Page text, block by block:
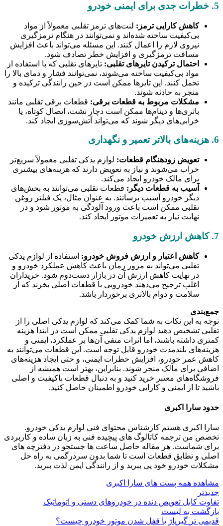
5. خطرات جدی برای ایمنی خودرو
کاهش کارایی ترمز: لنت‌های ترمز تقلبی معمولاً از مواد
بی‌کیفیت ساخته شده‌اند و نمی‌توانند در هنگام ترمزگیری
نیروی لازم را اعمال کنند. این مسئله می‌تواند باعث افزایش
مسافت ترمزگیری و افزایش خطر تصادف شود.
احتمال ترکیدن تایرهای تقلبی: تایرهای تقلبی که با استفاده از
مواد بی‌کیفیت ساخته می‌شوند، نمی‌توانند فشار و دمای بالا را
تحمل کنند. این تایرها ممکن است در حین رانندگی ترکیده و
منجر به حادثه شوند.
مشکلات مربوط به قطعات برقی: قطعات برقی تقلبی مانند
باتری‌ها و دینام‌ها ممکن است دچار نشت، اتصال کوتاه، یا
خرابی‌های دیگر شوند که می‌تواند آتش‌سوزی ایجاد کند.
6. هزینه‌های بالاتر تعمیر و نگهداری
تعویض زودهنگام قطعات: لوازم یدکی تقلبی معمولاً سریع‌تر
خراب می‌شوند و نیاز به تعویض دارند که هزینه‌های بیشتری
برای مالک خودرو ایجاد می‌کند.
آسیب به قطعات دیگر: قطعات تقلبی می‌توانند به بخش‌های
دیگر خودرو آسیب برسانند. به عنوان مثال، یک فیلتر روغن
تقلبی ممکن است باعث ورود آلودگی به موتور شود و در
نهایت نیاز به تعمیرات موتور ایجاد کند.
7. کاهش ارزش خودرو
کاهش اعتبار و ارزش فروش خودرو: استفاده از لوازم یدکی
تقلبی می‌تواند به مرور زمان باعث کاهش عملکرد خودرو و
در نهایت کاهش ارزش آن در بازار دست‌دوم شود. خریداران
اغلب ترجیح می‌دهند خودرویی با قطعات اصلی بخرند که از
سلامت و دوام بالاتری برخوردار باشد.
جمع‌بندی
توجه به این نکات به شما کمک می‌کند که لوازم یدکی اصلی را از
تقلبی تشخیص دهید لوازم یدکی تقلبی ممکن است در ابتدا هزینه
کمتری داشته باشند، اما اثرات منفی آن‌ها بر عملکرد، ایمنی و
هزینه‌های بلندمدت خودرو قابل توجه است. این قطعات می‌توانند به
کاهش عمر خودرو، افزایش خطرات ایمنی، و حتی ایجاد هزینه‌های
اضافی برای مالک منجر شوند. بنابراین، بهتر است همیشه از
فروشگاه‌های معتبر خرید کنید و به دنبال قطعات باکیفیت و اصلی
باشید تا از ایمنی و کارایی خودرو اطمینان حاصل کنید.
حدود سارا اکبری
سارا اکبری هستم کارشناس محتوای فنی لوازم یدکی خودرو.
تخصص من ترجمه کاتالوگ‌ های پیچیده فنی به زبان ساده و کاربردی
برای شماست. هر مقاله حاصل ساعت‌ ها جستجو در دفترچه‌ های
اصلی و تطابق قطعات است تا شما بدون سردرگمی به راه حل
مشکلات خودرو خود پی ببرید و از رانندگی ایمن لذت ببرید.
مشاهده همه پست های سارا اکبری
جدیدتر
تفاوت کابل تعویض دنده در خودروهای دستی و اتوماتیک
بازگشت به لیست
قدیمی تر گیرپاژ یا قفل شدن موتور خودرو چیست؟